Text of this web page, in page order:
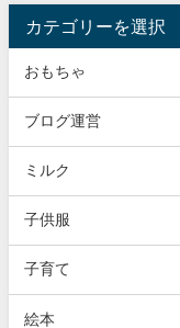
カテゴリーを選択
おもちゃ
ブログ運営
ミルク
子供服
子育て
絵本